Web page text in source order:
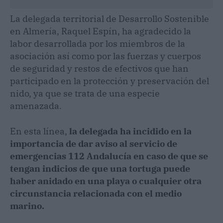
La delegada territorial de Desarrollo Sostenible
en Almería, Raquel Espín, ha agradecido la
labor desarrollada por los miembros de la
asociación así como por las fuerzas y cuerpos
de seguridad y restos de efectivos que han
participado en la protección y preservación del
nido, ya que se trata de una especie
amenazada.
En esta línea, la delegada ha incidido en la
importancia de dar aviso al servicio de
emergencias 112 Andalucía en caso de que se
tengan indicios de que una tortuga puede
haber anidado en una playa o cualquier otra
circunstancia relacionada con el medio
marino.